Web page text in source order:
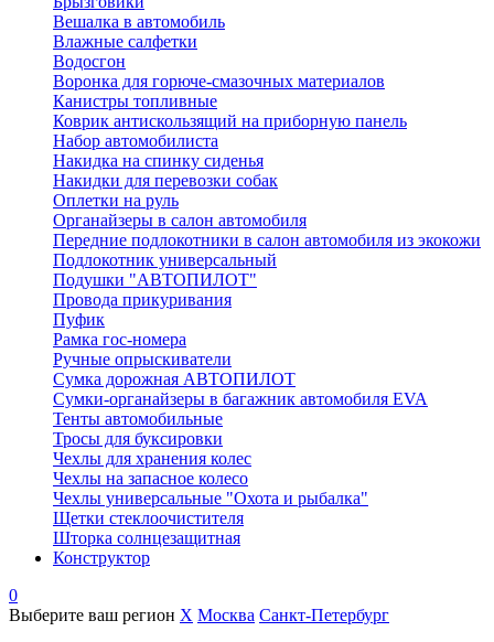
Вешалка в автомобиль
Влажные салфетки
Водосгон
Воронка для горюче-смазочных материалов
Канистры топливные
Коврик антискользящий на приборную панель
Набор автомобилиста
Накидка на спинку сиденья
Накидки для перевозки собак
Оплетки на руль
Органайзеры в салон автомобиля
Передние подлокотники в салон автомобиля из экокожи
Подлокотник универсальный
Подушки "АВТОПИЛОТ"
Провода прикуривания
Пуфик
Рамка гос-номера
Ручные опрыскиватели
Сумка дорожная АВТОПИЛОТ
Сумки-органайзеры в багажник автомобиля EVA
Тенты автомобильные
Тросы для буксировки
Чехлы для хранения колес
Чехлы на запасное колесо
Чехлы универсальные "Охота и рыбалка"
Щетки стеклоочистителя
Шторка солнцезащитная
Конструктор
0
Выберите ваш регион X Москва Санкт-Петербург